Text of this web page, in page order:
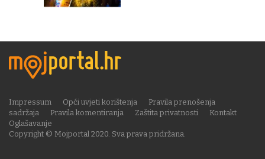
Copyright © Mojportal 2020. Sva prava pridržana.
Impressum Opći uvjeti korištenja
Pravila prenošenja
sadržaja
Pravila komentiranja Zaštita privatnosti
Kontakt
Oglašavanje